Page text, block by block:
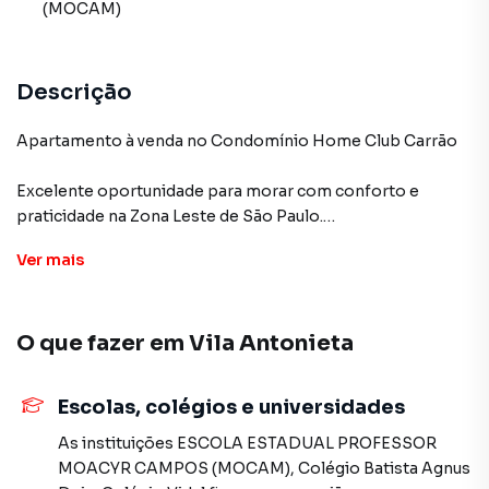
(MOCAM)
Descrição
Apartamento à venda no Condomínio Home Club Carrão
Excelente oportunidade para morar com conforto e
praticidade na Zona Leste de São Paulo.
Imóvel com 45 m², distribuído em 2 dormitórios, 1
Permanecem no imóvel todos os itens, exceto utensílios,
Localizado em bairro tranquilo, o condomínio oferece
estrutura completa de lazer, com duas piscinas, quadras
esportivas, churrasqueiras, salões de festas, coworking,
Ver mais
O que fazer em Vila Antonieta
Escolas, colégios e universidades
As instituições ESCOLA ESTADUAL PROFESSOR
MOACYR CAMPOS (MOCAM), Colégio Batista Agnus